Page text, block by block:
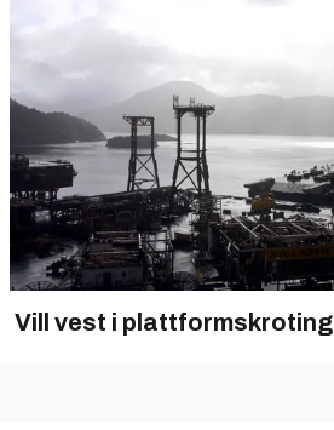
Vill vest i plattformskroting